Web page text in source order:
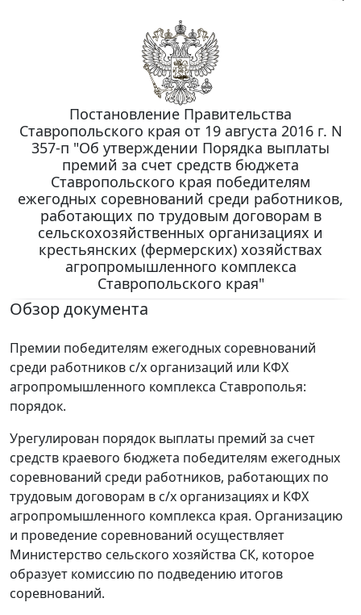
Постановление Правительства
Ставропольского края от 19 августа 2016 г. N
357-п "Об утверждении Порядка выплаты
премий за счет средств бюджета
Ставропольского края победителям
ежегодных соревнований среди работников,
работающих по трудовым договорам в
сельскохозяйственных организациях и
крестьянских (фермерских) хозяйствах
агропромышленного комплекса
Ставропольского края"
Обзор документа
Премии победителям ежегодных соревнований
среди работников с/х организаций или КФХ
агропромышленного комплекса Ставрополья:
порядок.
Урегулирован порядок выплаты премий за счет
средств краевого бюджета победителям ежегодных
соревнований среди работников, работающих по
трудовым договорам в с/х организациях и КФХ
агропромышленного комплекса края. Организацию
и проведение соревнований осуществляет
Министерство сельского хозяйства СК, которое
образует комиссию по подведению итогов
соревнований.